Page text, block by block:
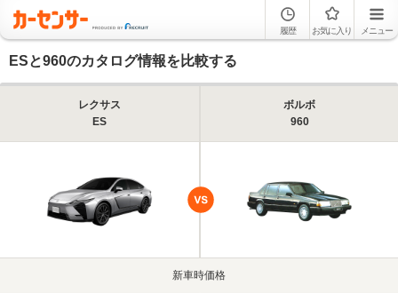
履歴 お気に入り メニュー
ESと960のカタログ情報を比較する
レクサス
ES
ボルボ
960
新車時価格